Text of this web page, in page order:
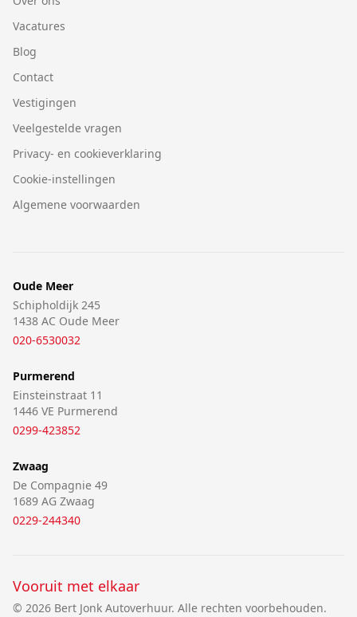
Vacatures
Blog
Contact
Vestigingen
Veelgestelde vragen
Privacy- en cookieverklaring
Cookie-instellingen
Algemene voorwaarden
Oude Meer
Schipholdijk 245
1438 AC Oude Meer
020-6530032
Purmerend
Einsteinstraat 11
1446 VE Purmerend
0299-423852
Zwaag
De Compagnie 49
1689 AG Zwaag
0229-244340
Vooruit met elkaar
© 2026 Bert Jonk Autoverhuur. Alle rechten voorbehouden.